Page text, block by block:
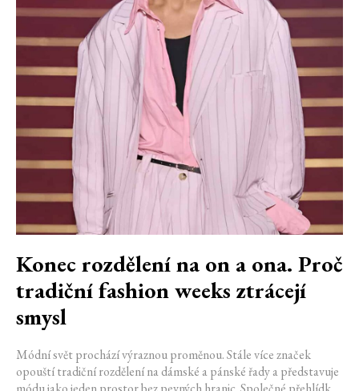
Konec rozdělení na on a ona. Proč
tradiční fashion weeks ztrácejí
smysl
Módní svět prochází výraznou proměnou. Stále více značek
opouští tradiční rozdělení na dámské a pánské řady a představuje